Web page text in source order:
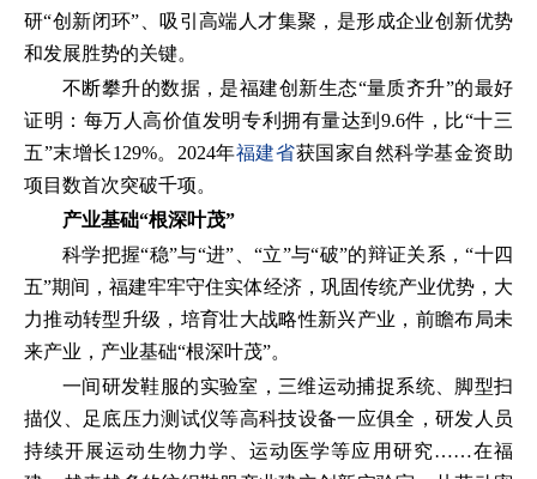
研“创新闭环”、吸引高端人才集聚，是形成企业创新优势
和发展胜势的关键。
不断攀升的数据，是福建创新生态“量质齐升”的最好
证明：每万人高价值发明专利拥有量达到9.6件，比“十三
五”末增长129%。2024年福建省获国家自然科学基金资助
项目数首次突破千项。
产业基础“根深叶茂”
科学把握“稳”与“进”、“立”与“破”的辩证关系，“十四
五”期间，福建牢牢守住实体经济，巩固传统产业优势，大
力推动转型升级，培育壮大战略性新兴产业，前瞻布局未
来产业，产业基础“根深叶茂”。
一间研发鞋服的实验室，三维运动捕捉系统、脚型扫
描仪、足底压力测试仪等高科技设备一应俱全，研发人员
持续开展运动生物力学、运动医学等应用研究……在福